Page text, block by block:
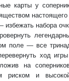
карты у
избежать набора
поле — все
ход
на
риском и